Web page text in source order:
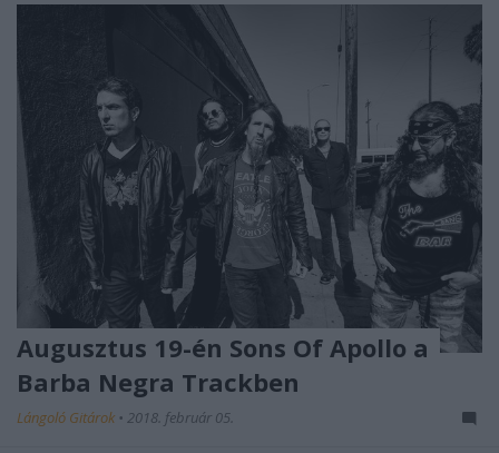
Augusztus 19-én Sons Of Apollo a
Barba Negra Trackben
Lángoló Gitárok • 2018. február 05.